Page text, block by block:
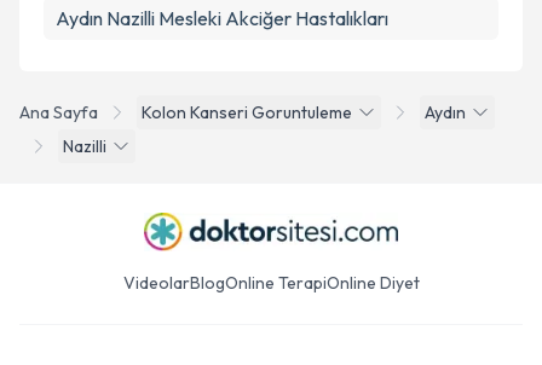
Ana Sayfa Kolon Kanseri Goruntuleme
Aydın
Nazilli
Aydın Nazilli Mesleki Akciğer Hastalıkları
VideolarBlogOnline TerapiOnline Diyet